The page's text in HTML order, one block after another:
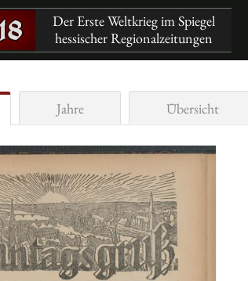
Der Erste Weltkrieg im Spiegel
hessischer Regionalzeitungen
Jahre Übersicht